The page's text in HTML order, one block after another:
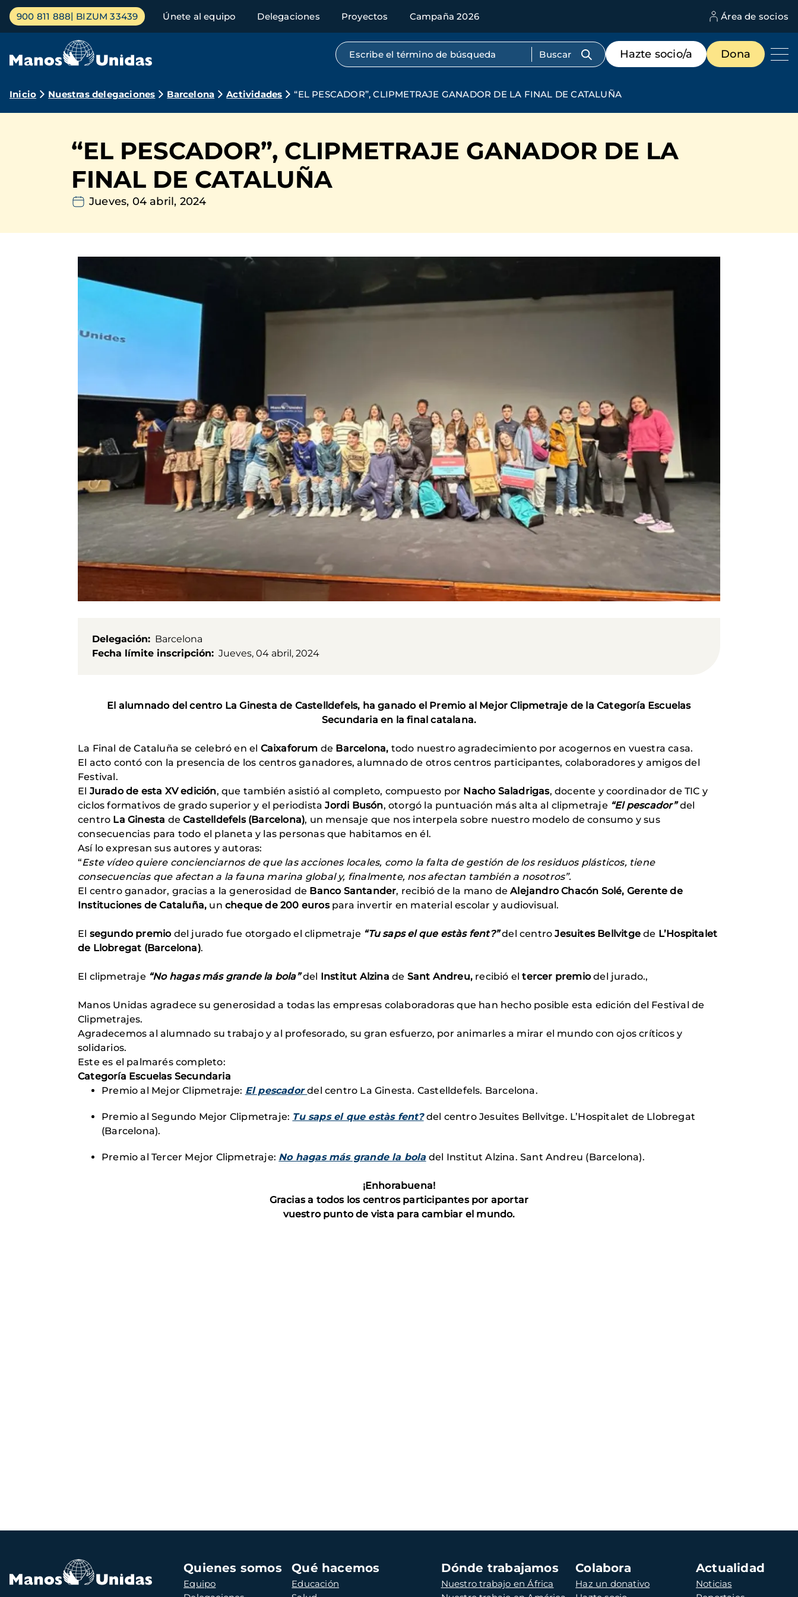
Pasar
contenido
Menú
principal
900 811 888 BIZUM 33439 Únete al equipo Delegaciones Proyectos Campaña 2026 Área de socios
Búsqueda por texto completo
Menú
de
destacados
Hazte socio/a Dona
Ruta
navegación
Inicio Nuestras delegaciones Barcelona Actividades “EL PESCADOR”, CLIPMETRAJE GANADOR DE LA FINAL DE CATALUÑA
“EL PESCADOR”, CLIPMETRAJE GANADOR DE LA
FINAL DE CATALUÑA
Jueves, 04 abril, 2024
Delegación
Barcelona
Fecha límite inscripción
Jueves, 04 abril, 2024
El alumnado del centro La Ginesta de Castelldefels, ha ganado el Premio al Mejor Clipmetraje de la Categoría Escuelas
Secundaria en la final catalana.
La Final de Cataluña se celebró en el Caixaforum de Barcelona, todo nuestro agradecimiento por acogernos en vuestra casa.
El acto contó con la presencia de los centros ganadores, alumnado de otros centros participantes, colaboradores y amigos del
Festival.
El Jurado de esta XV edición, que también asistió al completo, compuesto por Nacho Saladrigas, docente y coordinador de TIC y
ciclos formativos de grado superior y el periodistaJordi Busón, otorgó la puntuación más alta al clipmetraje “El pescador”del
centro La Ginesta deCastelldefels (Barcelona), un mensaje que nos interpela sobre nuestro modelo de consumo y sus
consecuencias para todo el planeta y las personas que habitamos en él.
Así lo expresan sus autores y autoras:
“Este vídeo quiere concienciarnos de que las acciones locales, como la falta de gestión de los residuos plásticos, tiene
consecuencias que afectan a la fauna marina global y, finalmente, nos afectan también a nosotros”.
El centro ganador, gracias a la generosidad de Banco Santander, recibió de la mano de Alejandro Chacón Solé, Gerente de
Instituciones de Cataluña, uncheque de 200 eurospara invertir en material escolar y audiovisual.
El segundo premiodel jurado fue otorgado el clipmetraje “Tu saps el que estàs fent?”del centroJesuites Bellvitgede L’Hospitalet
de Llobregat (Barcelona).
El clipmetraje “No hagas más grande la bola”del Institut Alzina de Sant Andreu, recibió eltercer premiodel jurado.,
Manos Unidas agradece su generosidad a todas las empresas colaboradoras que han hecho posible esta edición del Festival de
Clipmetrajes.
Agradecemos al alumnado su trabajo y al profesorado, su gran esfuerzo, por animarles a mirar el mundo con ojos críticos y
solidarios.
Este es el palmarés completo:
Categoría Escuelas Secundaria
Premio al Mejor Clipmetraje: El pescadordel centro La Ginesta. Castelldefels. Barcelona.
Premio al Segundo Mejor Clipmetraje: Tu saps el que estàs fent?del centro Jesuites Bellvitge. L’Hospitalet de Llobregat
(Barcelona).
Premio al Tercer Mejor Clipmetraje: No hagas más grande la boladel Institut Alzina. Sant Andreu (Barcelona).
¡Enhorabuena!
Gracias a todos los centros participantes por aportar
vuestro punto de vista para cambiar el mundo.
Navegación
principal
Quienes somos
Equipo
Qué hacemos
Educación
Dónde trabajamos
Nuestro trabajo en África
Colabora
Haz un donativo
Actualidad
Noticias